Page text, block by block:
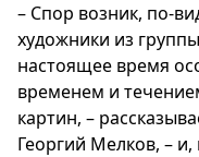
– Спор возник, по-
художники из
настоящее время
временем и
картин, –
Георгий Мелков, –